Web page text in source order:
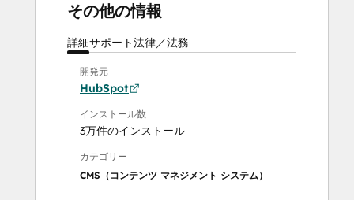
その他の情報
詳細サポート法律／法務
開発元
HubSpot
インストール数
3万件のインストール
カテゴリー
CMS（コンテンツ マネジメント システム）